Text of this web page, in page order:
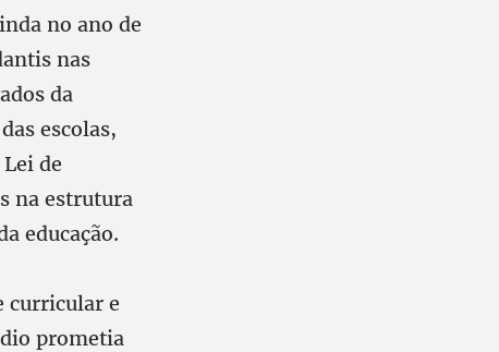
no ano de
nas
da
escolas,
de
na estrutura
educação.
curricular e
prometia